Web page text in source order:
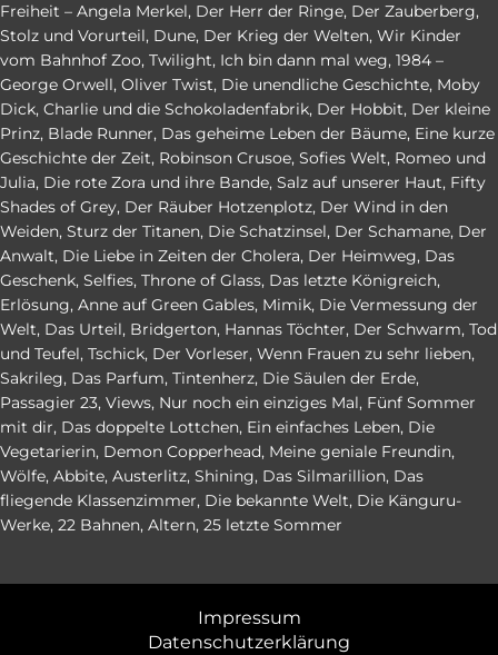
Freiheit – Angela Merkel, Der Herr der Ringe, Der Zauberberg,
Stolz und Vorurteil, Dune, Der Krieg der Welten, Wir Kinder
vom Bahnhof Zoo, Twilight, Ich bin dann mal weg, 1984 –
George Orwell, Oliver Twist, Die unendliche Geschichte, Moby
Dick, Charlie und die Schokoladenfabrik, Der Hobbit, Der kleine
Prinz, Blade Runner, Das geheime Leben der Bäume, Eine kurze
Geschichte der Zeit, Robinson Crusoe, Sofies Welt, Romeo und
Julia, Die rote Zora und ihre Bande, Salz auf unserer Haut, Fifty
Shades of Grey, Der Räuber Hotzenplotz, Der Wind in den
Weiden, Sturz der Titanen, Die Schatzinsel, Der Schamane, Der
Anwalt, Die Liebe in Zeiten der Cholera, Der Heimweg, Das
Geschenk, Selfies, Throne of Glass, Das letzte Königreich,
Erlösung, Anne auf Green Gables, Mimik, Die Vermessung der
Welt, Das Urteil, Bridgerton, Hannas Töchter, Der Schwarm, Tod
und Teufel, Tschick, Der Vorleser, Wenn Frauen zu sehr lieben,
Sakrileg, Das Parfum, Tintenherz, Die Säulen der Erde,
Passagier 23, Views, Nur noch ein einziges Mal, Fünf Sommer
mit dir, Das doppelte Lottchen, Ein einfaches Leben, Die
Vegetarierin, Demon Copperhead, Meine geniale Freundin,
Wölfe, Abbite, Austerlitz, Shining, Das Silmarillion, Das
fliegende Klassenzimmer, Die bekannte Welt, Die Känguru-
Werke, 22 Bahnen, Altern, 25 letzte Sommer
Impressum
Datenschutzerklärung